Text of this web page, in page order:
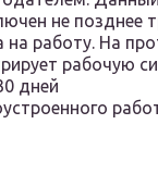
не позднее
работу. На
рабочую
дней